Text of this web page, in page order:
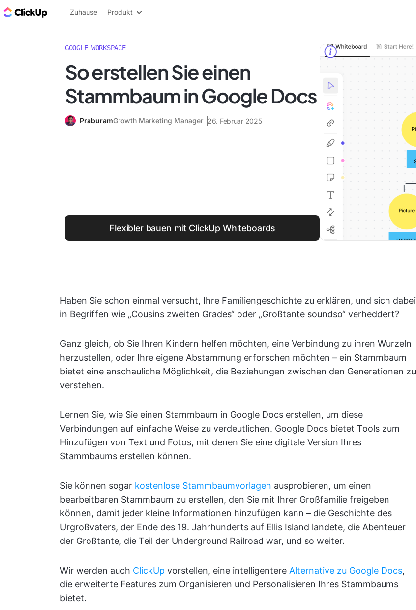
ClickUp Blog
Zuhause Produkt
GOOGLE WORKSPACE
So erstellen Sie einen
Stammbaum in Google Docs
PraburamGrowth Marketing Manager 26. Februar 2025
Flexibler bauen mit ClickUp Whiteboards
Haben Sie schon einmal versucht, Ihre Familiengeschichte zu erklären, und sich dabei
in Begriffen wie „Cousins zweiten Grades“ oder „Großtante soundso“ verheddert?
Ganz gleich, ob Sie Ihren Kindern helfen möchten, eine Verbindung zu ihren Wurzeln
herzustellen, oder Ihre eigene Abstammung erforschen möchten – ein Stammbaum
bietet eine anschauliche Möglichkeit, die Beziehungen zwischen den Generationen zu
verstehen.
Lernen Sie, wie Sie einen Stammbaum in Google Docs erstellen, um diese
Verbindungen auf einfache Weise zu verdeutlichen. Google Docs bietet Tools zum
Hinzufügen von Text und Fotos, mit denen Sie eine digitale Version Ihres
Stammbaums erstellen können.
Sie können sogar kostenlose Stammbaumvorlagen ausprobieren, um einen
bearbeitbaren Stammbaum zu erstellen, den Sie mit Ihrer Großfamilie freigeben
können, damit jeder kleine Informationen hinzufügen kann – die Geschichte des
Urgroßvaters, der Ende des 19. Jahrhunderts auf Ellis Island landete, die Abenteuer
der Großtante, die Teil der Underground Railroad war, und so weiter.
Wir werden auch ClickUp vorstellen, eine intelligentere Alternative zu Google Docs,
die erweiterte Features zum Organisieren und Personalisieren Ihres Stammbaums
bietet.